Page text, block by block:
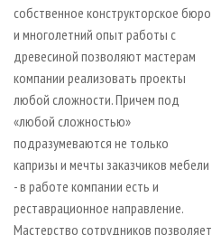
собственное конструкторское бюро
и многолетний опыт работы с
древесиной позволяют мастерам
компании реализовать проекты
любой сложности. Причем под
«любой сложностью»
подразумеваются не только
капризы и мечты заказчиков мебели
- в работе компании есть и
реставрационное направление.
Мастерство сотрудников позволяет